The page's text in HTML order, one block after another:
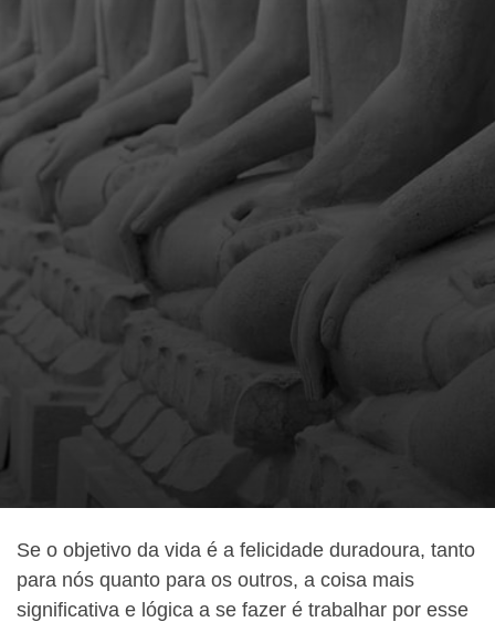
Se o objetivo da vida é a felicidade duradoura, tanto
para nós quanto para os outros, a coisa mais
significativa e lógica a se fazer é trabalhar por esse